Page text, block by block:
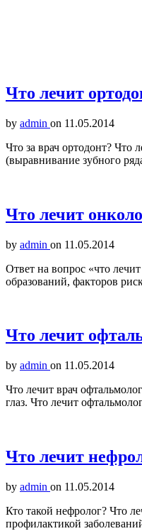
Что лечит
by admin on 11.05.2014
Что за врач ортодонт? Что
(выравнивание зубного
Что лечит
by admin on 11.05.2014
Ответ на вопрос «что
образований, факторов
Что лечит
by admin on 11.05.2014
Что лечит врач
глаз. Что лечит
Что лечит
by admin on 11.05.2014
Кто такой нефролог? Что
профилактикой